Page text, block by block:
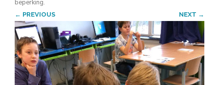
beperking.
← PREVIOUS NEXT →